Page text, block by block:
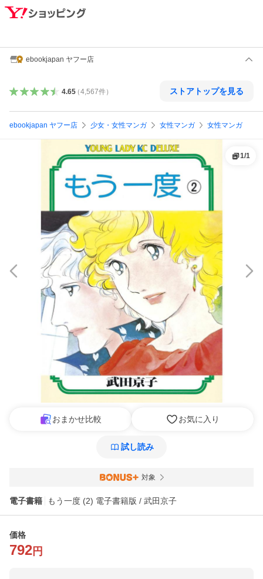
ebookjapan ヤフー店
4.65（4,567件） ストアトップを見る
ebookjapan ヤフー店 少女・女性マンガ 女性マンガ 女性マンガ
1/1
おまかせ比較 お気に入り
試し読み
対象
電子書籍 もう一度 (2) 電子書籍版 / 武田京子
価格
792 円